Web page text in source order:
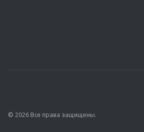
© 2026 Все права защищены.